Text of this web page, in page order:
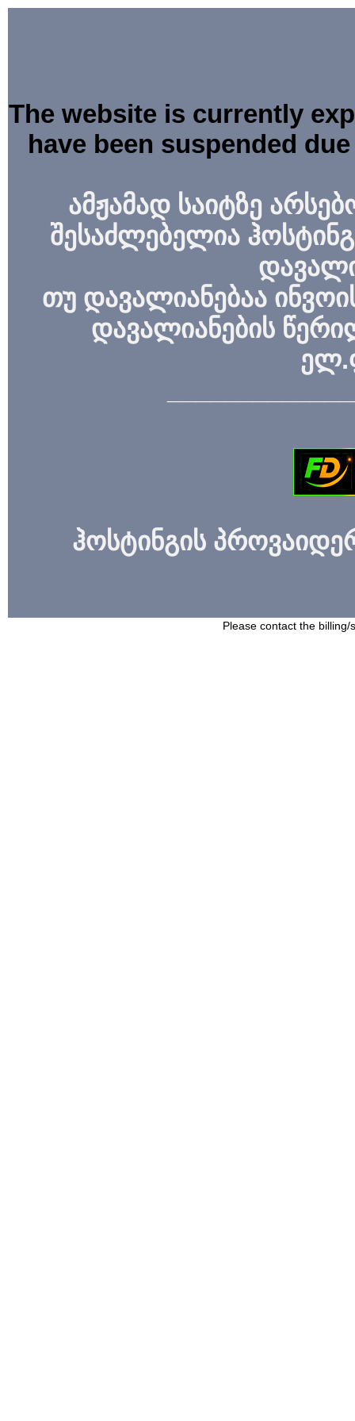
The website is currently
have been suspended
ამჟამად საიტზე
შესაძლებელია
თუ დავალიანებაა
დავალიანების
ჰოსტინგის
Please contact the